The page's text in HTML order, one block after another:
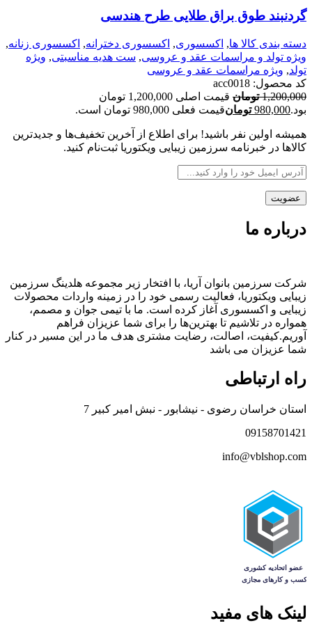
گردنبند طوق براق طلایی طرح هندسی
دسته بندی کالا ها, اکسسوری, اکسسوری دخترانه, اکسسوری زنانه,
ویژه تولد و مراسمات عقد و عروسی, ست هدیه مناسبتی, ویژه
تولد, ویژه مراسمات عقد و عروسی
کد محصول: acc0018
1,200,000 تومان
قیمت اصلی 1,200,000 تومان
بود.980,000 تومانقیمت فعلی 980,000 تومان است.
همیشه اولین نفر باشید! برای اطلاع از آخرین تخفیف‌ها و جدیدترین
کالاها در خبرنامه سرزمین زیبایی ویکتوریا ثبت‌نام کنید.
درباره ما
شرکت سرزمین بانوان آریا، با افتخار زیر مجموعه هلدینگ سرزمین
زیبایی ویکتوریا، فعالیت رسمی خود را در زمینه واردات محصولات
زیبایی و اکسسوری آغاز کرده است. ما با تیمی جوان و مصمم،
همواره در تلاشیم تا بهترین‌ها را برای شما عزیزان فراهم
آوریم.کیفیت، اصالت، رضایت مشتری هدف ما در این مسیر در کنار
شما عزیزان می باشد
راه ارتباطی
استان خراسان رضوی - نیشابور - نبش امیر کبیر 7
09158701421
info@vblshop.com
لینک های مفید